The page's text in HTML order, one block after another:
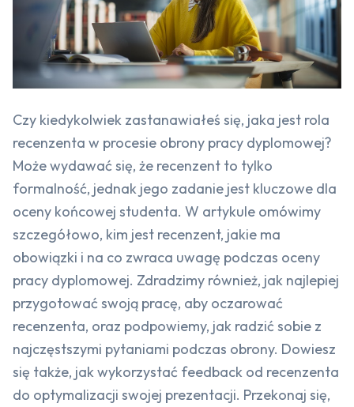
Czy kiedykolwiek zastanawiałeś się, jaka jest rola
recenzenta w procesie obrony pracy dyplomowej?
Może wydawać się, że recenzent to tylko
formalność, jednak jego zadanie jest kluczowe dla
oceny końcowej studenta. W artykule omówimy
szczegółowo, kim jest recenzent, jakie ma
obowiązki i na co zwraca uwagę podczas oceny
pracy dyplomowej. Zdradzimy również, jak najlepiej
przygotować swoją pracę, aby oczarować
recenzenta, oraz podpowiemy, jak radzić sobie z
najczęstszymi pytaniami podczas obrony. Dowiesz
się także, jak wykorzystać feedback od recenzenta
do optymalizacji swojej prezentacji. Przekonaj się,